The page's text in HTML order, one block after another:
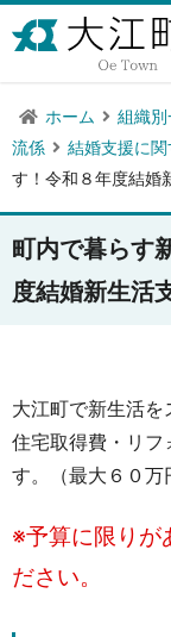
ホーム 組織
流係
結婚支援に関
す！令和８年度結婚
町内で暮らす
度結婚新生活
大江町で新生活を
住宅取得費・リフ
す。（最大６０万
※予算に限りが
ださい。